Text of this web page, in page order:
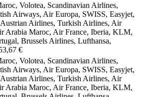
Volotea, Scandinavian Airlines,
Airways, Air Europa, SWISS, Easyjet,
Airlines, Turkish Airlines, Air
Arabia Maroc, Air France, Iberia, KLM,
Brussels Airlines, Lufthansa,
€
Volotea, Scandinavian Airlines,
Airways, Air Europa, SWISS, Easyjet,
Airlines, Turkish Airlines, Air
Arabia Maroc, Air France, Iberia, KLM,